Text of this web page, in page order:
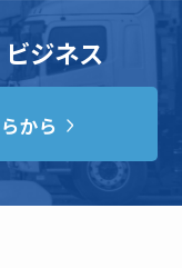
ジネス
から